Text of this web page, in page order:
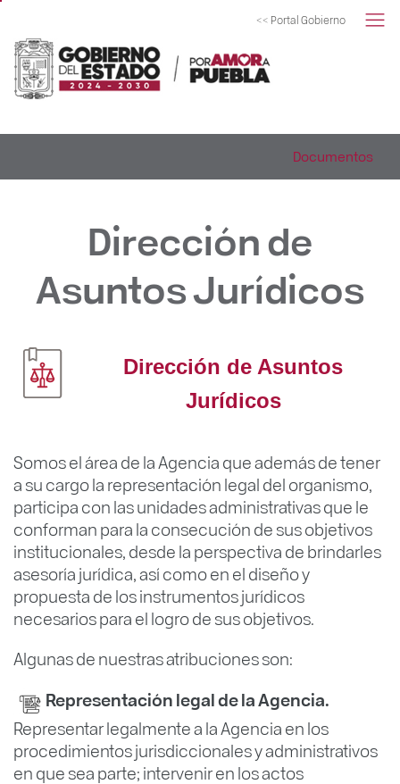
<< Portal Gobierno
Documentos
Dirección de
Asuntos Jurídicos
Dirección de Asuntos
Jurídicos
Somos el área de la Agencia que además de tener
a su cargo la representación legal del organismo,
participa con las unidades administrativas que le
conforman para la consecución de sus objetivos
institucionales, desde la perspectiva de brindarles
asesoría jurídica, así como en el diseño y
propuesta de los instrumentos jurídicos
necesarios para el logro de sus objetivos.
Algunas de nuestras atribuciones son:
Representación legal de la Agencia.
Representar legalmente a la Agencia en los
procedimientos jurisdiccionales y administrativos
en que sea parte; intervenir en los actos